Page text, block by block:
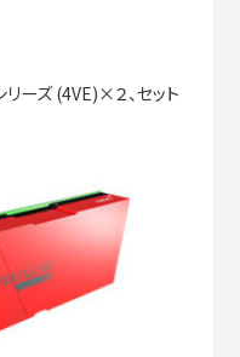
ーズ (4VE)×２、セット